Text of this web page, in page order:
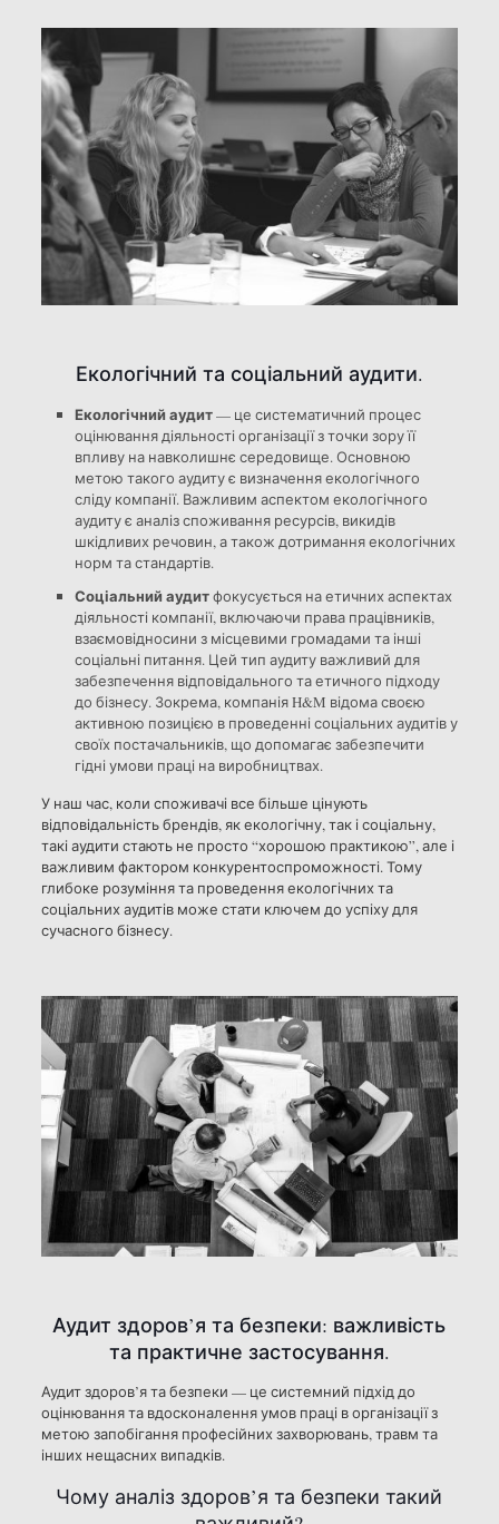
Екологічний та соціальний аудити.
Екологічний аудит— це систематичний процес
оцінювання діяльності організації з точки зору її
впливу на навколишнє середовище. Основною
метою такого аудиту є визначення екологічного
сліду компанії. Важливим аспектом екологічного
аудиту є аналіз споживання ресурсів, викидів
шкідливих речовин, а також дотримання екологічних
норм та стандартів.
Соціальний аудитфокусується на етичних аспектах
діяльності компанії, включаючи права працівників,
взаємовідносини з місцевими громадами та інші
соціальні питання. Цей тип аудиту важливий для
забезпечення відповідального та етичного підходу
до бізнесу. Зокрема, компанія H&M відома своєю
активною позицією в проведенні соціальних аудитів у
своїх постачальників, що допомагає забезпечити
гідні умови праці на виробництвах.
У наш час, коли споживачі все більше цінують
відповідальність брендів, як екологічну, так і соціальну,
такі аудити стають не просто “хорошою практикою”, але і
важливим фактором конкурентоспроможності. Тому
глибоке розуміння та проведення екологічних та
соціальних аудитів може стати ключем до успіху для
сучасного бізнесу.
Аудит здоров’я та безпеки: важливість
та практичне застосування.
Аудит здоров’я та безпеки — це системний підхід до
оцінювання та вдосконалення умов праці в організації з
метою запобігання професійних захворювань, травм та
інших нещасних випадків.
Чому аналіз здоров’я та безпеки такий